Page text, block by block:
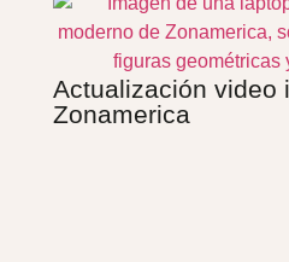
Actualización video
Zonamerica